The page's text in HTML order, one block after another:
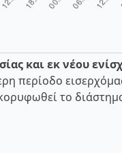
και εκ νέου
περίοδο
το